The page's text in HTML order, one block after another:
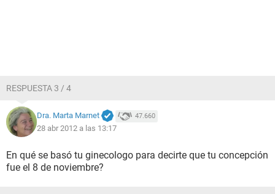
RESPUESTA 3 / 4
Dra. Marta Marnet 47.660
28 abr 2012 a las 13:17
En qué se basó tu ginecologo para decirte que tu concepción
fue el 8 de noviembre?